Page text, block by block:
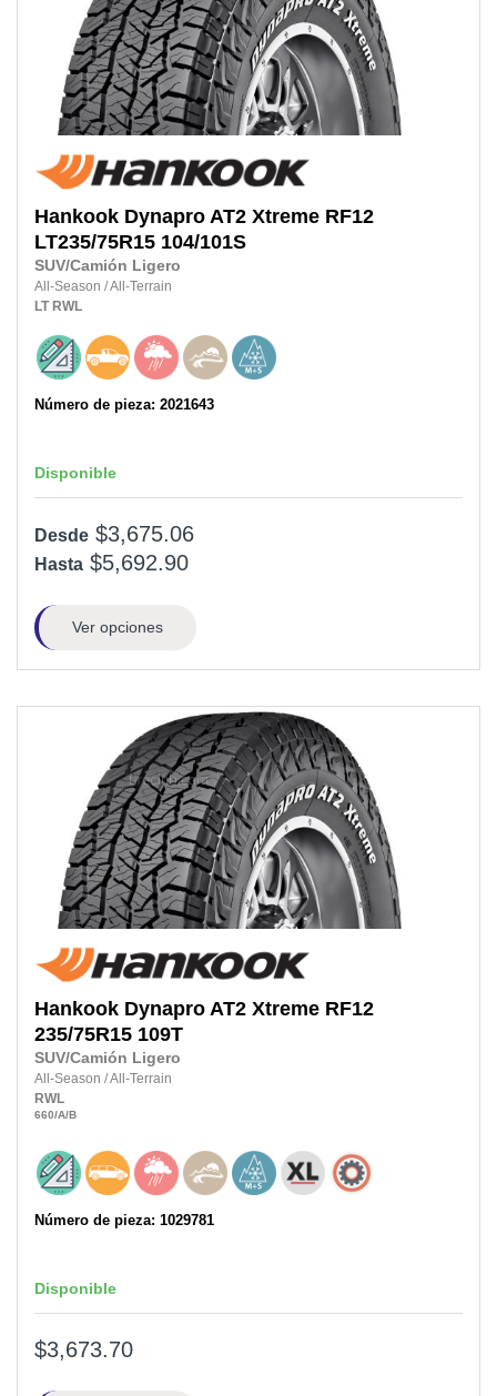
Hankook Dynapro AT2 Xtreme RF12
LT235/75R15 104/101S
SUV/Camión Ligero
All-Season /All-Terrain
LT RWL
Número de pieza: 2021643
Disponible
Desde $3,675.06
Hasta $5,692.90
Ver opciones
Hankook Dynapro AT2 Xtreme RF12
235/75R15 109T
SUV/Camión Ligero
All-Season /All-Terrain
RWL
660/A/B
Número de pieza: 1029781
Disponible
$3,673.70